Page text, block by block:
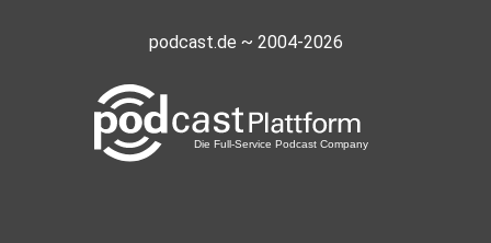
podcast.de ~ 2004-2026